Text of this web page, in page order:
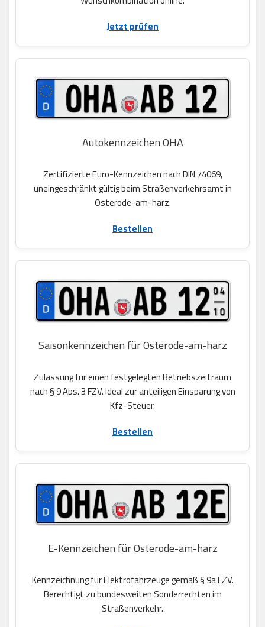
Jetzt prüfen
Autokennzeichen OHA
Zertifizierte Euro-Kennzeichen nach DIN 74069,
uneingeschränkt gültig beim Straßenverkehrsamt in
Osterode-am-harz.
Bestellen
Saisonkennzeichen für Osterode-am-harz
Zulassung für einen festgelegten Betriebszeitraum
nach § 9 Abs. 3 FZV. Ideal zur anteiligen Einsparung von
Kfz-Steuer.
Bestellen
E-Kennzeichen für Osterode-am-harz
Kennzeichnung für Elektrofahrzeuge gemäß § 9a FZV.
Berechtigt zu bundesweiten Sonderrechten im
Straßenverkehr.